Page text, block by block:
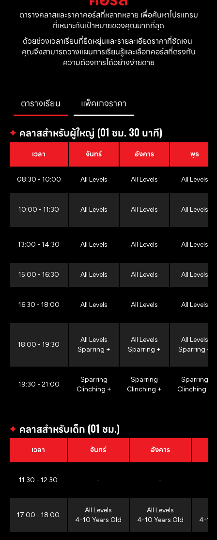
ตารางคลาสและราคาคอร์สที่หลากหลาย เพื่อค้นหาโปรแกรม
ที่เหมาะกับเป้าหมายของคุณมากที่สุด
ด้วยช่วงเวลาเรียนที่ยืดหยุ่นและรายละเอียดราคาที่ชัดเจน
คุณจึงสามารถวางแผนการเรียนรู้และเลือกคอร์สที่ตรงกับ
ความต้องการได้อย่างง่ายดาย
ตารางเรียน แพ็คเกจราคา
✦ คลาสสำหรับผู้ใหญ่ (01 ชม. 30 นาที)
เวลา จันทร์ อังคาร พุธ
08:30 - 10:00 All Levels All Levels All Levels
10:00 - 11:30 All Levels All Levels All Levels
13:00 - 14:30 All Levels All Levels All Levels
15:00 - 16:30 All Levels All Levels All Levels
16:30 - 18:00 All Levels All Levels All Levels
18:00 - 19:30
All Levels
Sparring +
All Levels
Sparring +
All Levels
Sparring +
19:30 - 21:00
Sparring
Clinching +
Sparring
Clinching +
Sparring
Clinching +
✦ คลาสสำหรับเด็ก (01 ชม.)
เวลา จันทร์ อังคาร
11:30 - 12:30 - -
17:00 - 18:00
All Levels
4-10 Years Old
All Levels
4-10 Years Old
4-10